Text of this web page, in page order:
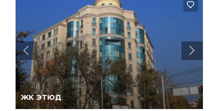
ЖК ЭТЮД
Да, удалить Отмена